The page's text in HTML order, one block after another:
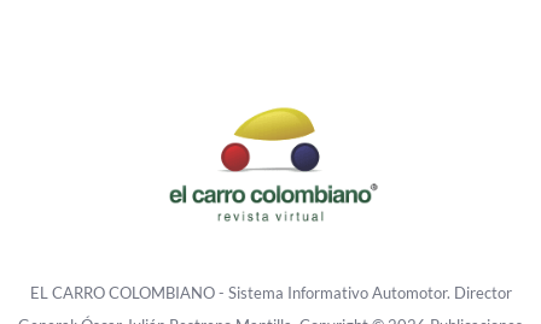
EL CARRO COLOMBIANO - Sistema Informativo Automotor. Director